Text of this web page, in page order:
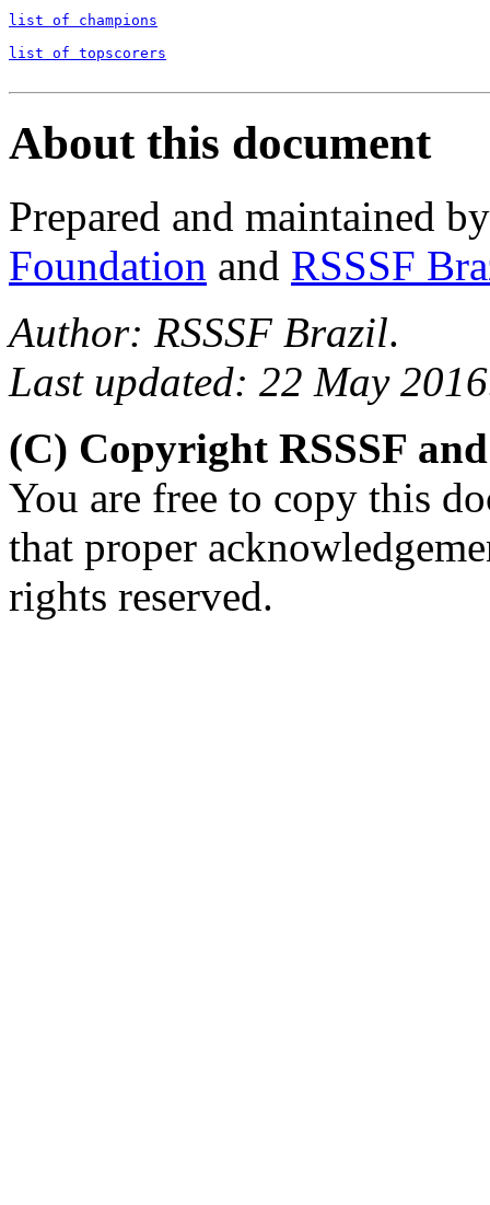
list of champions
list of topscorers
About this document
Prepared and maintained
Foundation and RSSSF
Author: RSSSF Brazil.
Last updated: 22 May
(C) Copyright RSSSF
You are free to copy this
that proper
rights reserved.